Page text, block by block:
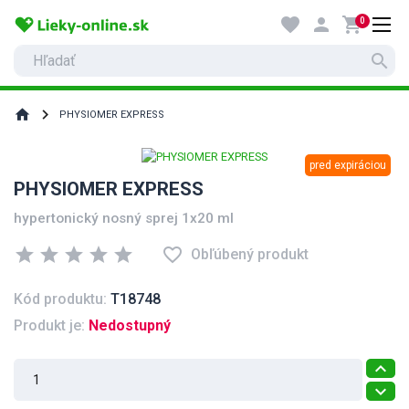
search
favorite person shopping_cart0
home PHYSIOMER EXPRESS
pred expiráciou
PHYSIOMER EXPRESS
hypertonický nosný sprej 1x20 ml
star star star star star favorite_border Obľúbený produkt
Kód produktu: T18748
Produkt je: Nedostupný